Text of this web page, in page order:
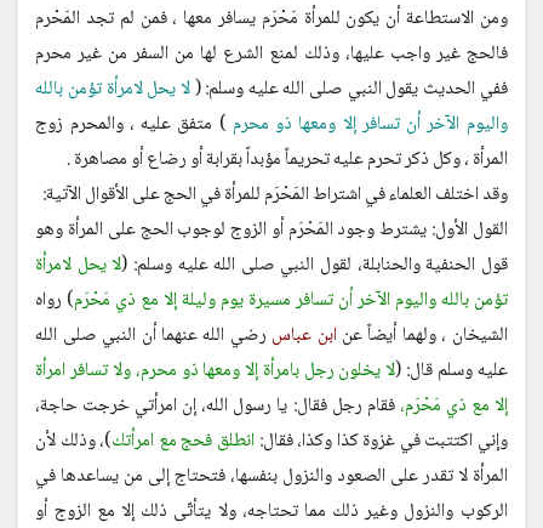
ومن الاستطاعة أن يكون للمرأة مَحْرَم يسافر معها ، فمن لم تجد المَحْرم
فالحج غير واجب عليها، وذلك لمنع الشرع لها من السفر من غير محرم
ففي الحديث يقول النبي صلى الله عليه وسلم: (لا يحل لامرأة تؤمن بالله
واليوم الآخر أن تسافر إلا ومعها ذو محرم ) متفق عليه ، والمحرم زوج
المرأة ، وكل ذكر تحرم عليه تحريماً مؤبداً بقرابة أو رضاع أو مصاهرة .
وقد اختلف العلماء في اشتراط المَحْرَم للمرأة في الحج على الأقوال الآتية:
القول الأول: يشترط وجود المَحْرَم أو الزوج لوجوب الحج على المرأة وهو
قول الحنفية والحنابلة، لقول النبي صلى الله عليه وسلم: (لا يحل لامرأة
تؤمن بالله واليوم الآخر أن تسافر مسيرة يوم وليلة إلا مع ذي مَحْرَم) رواه
الشيخان ، ولهما أيضاً عنابن عباس رضي الله عنهما أن النبي صلى الله
عليه وسلم قال: (لا يخلون رجل بامرأة إلا ومعها ذو محرم، ولا تسافر امرأة
إلا مع ذي مَحْرَم،فقام رجل فقال: يا رسول الله، إن امرأتي خرجت حاجة،
وإني اكتتبت في غزوة كذا وكذا، فقال:انطلق فحج مع امرأتك)، وذلك لأن
المرأة لا تقدر على الصعود والنزول بنفسها، فتحتاج إلى من يساعدها في
الركوب والنزول وغير ذلك مما تحتاجه، ولا يتأتّى ذلك إلا مع الزوج أو